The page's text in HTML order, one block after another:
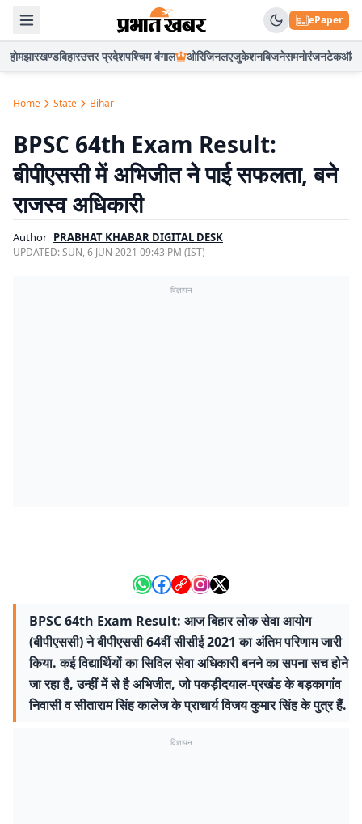
ePaper
होमझारखण्डबिहारउत्तर प्रदेशपश्चिम बंगाल ओरिजिनलएजुकेशनबिजनेसमनोरंजनटेकऑटो
Home State Bihar
BPSC 64th Exam Result:
बीपीएससी में अभिजीत ने पाई सफलता, बने
राजस्व अधिकारी
Author PRABHAT KHABAR DIGITAL DESK
UPDATED:SUN, 6 JUN 2021 09:43 PM (IST)
विज्ञापन
BPSC 64th Exam Result: आज बिहार लोक सेवा आयोग
(बीपीएससी) ने बीपीएससी 64वीं सीसीई 2021 का अंतिम परिणाम जारी
किया. कई विद्यार्थियों का सिविल सेवा अधिकारी बनने का सपना सच होने
जा रहा है, उन्हीं में से है अभिजीत, जो पकड़ीदयाल-प्रखंड के बड़कागांव
निवासी व सीताराम सिंह कालेज के प्राचार्य विजय कुमार सिंह के पुत्र हैंं.
विज्ञापन